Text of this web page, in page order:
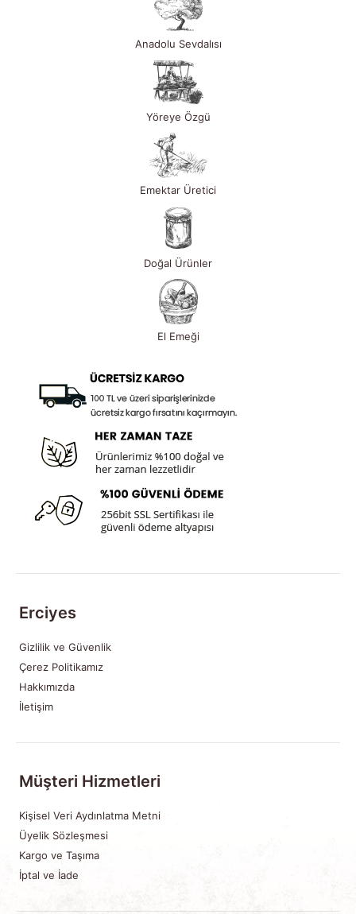
Anadolu Sevdalısı
Yöreye Özgü
Emektar Üretici
Doğal Ürünler
El Emeği
Erciyes
Gizlilik ve Güvenlik
Çerez Politikamız
Hakkımızda
İletişim
Müşteri Hizmetleri
Kişisel Veri Aydınlatma Metni
Üyelik Sözleşmesi
Kargo ve Taşıma
İptal ve İade